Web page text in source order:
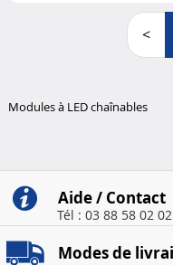
<
Modules à LED chaînables
Aide / Contact
Tél : 03 88 58 02 02
Modes de